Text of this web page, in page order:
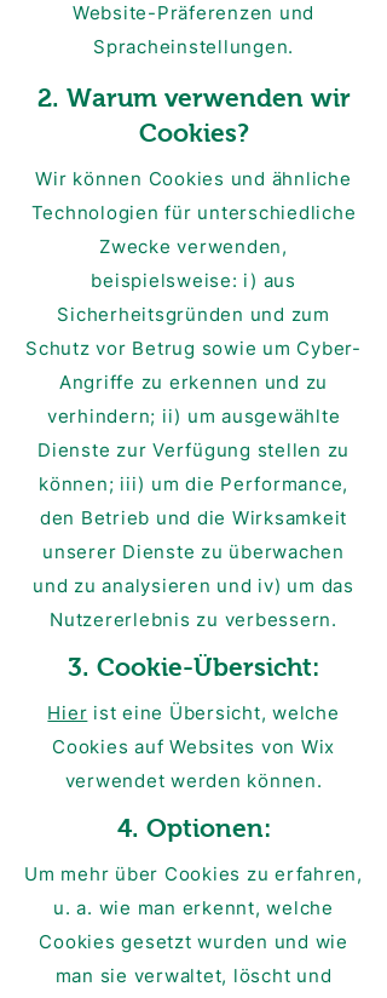
Website-Präferenzen und
Spracheinstellungen.
2. Warum verwenden wir
Cookies?
Wir können Cookies und ähnliche
Technologien für unterschiedliche
Zwecke verwenden,
beispielsweise: i) aus
Sicherheitsgründen und zum
Schutz vor Betrug sowie um Cyber-
Angriffe zu erkennen und zu
verhindern; ii) um ausgewählte
Dienste zur Verfügung stellen zu
können; iii) um die Performance,
den Betrieb und die Wirksamkeit
unserer Dienste zu überwachen
und zu analysieren und iv) um das
Nutzererlebnis zu verbessern.
3. Cookie-Übersicht:
Hier ist eine Übersicht, welche
Cookies auf Websites von Wix
verwendet werden können.
4. Optionen:
Um mehr über Cookies zu erfahren,
u. a. wie man erkennt, welche
Cookies gesetzt wurden und wie
man sie verwaltet, löscht und